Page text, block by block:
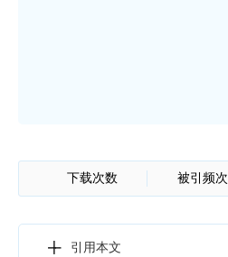
下载次数 被引频次
引用本文